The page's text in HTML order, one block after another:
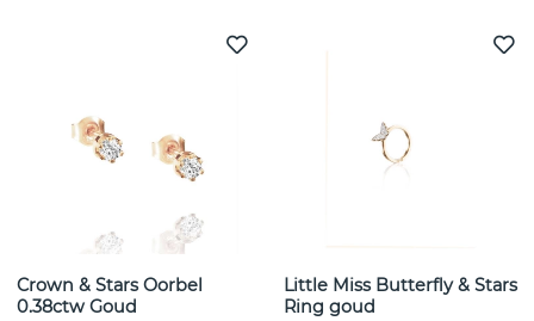
Crown & Stars Oorbel
0.38ctw Goud
Little Miss Butterfly & Stars
Ring goud